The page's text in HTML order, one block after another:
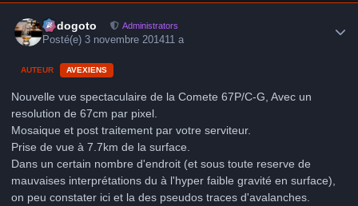
frédogoto Administrators
Posté(e)3 novembre 201411 a
AUTEUR AVEXIENS
Nouvelle vue spectaculaire de la Comete 67P/C-G, Avec un
resolution de 67cm par pixel.
Mosaique et post traitement par votre serviteur.
Prise de vue à 7.7km de la surface.
Dans un certain nombre d'endroit (et sous toute reserve de
mauvaises interprétations du à l'hyper faible gravité en surface),
on peu constater ici et la des pseudos traces d'avalanches.